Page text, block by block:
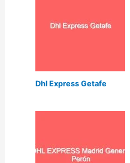
Dhl Express Getafe